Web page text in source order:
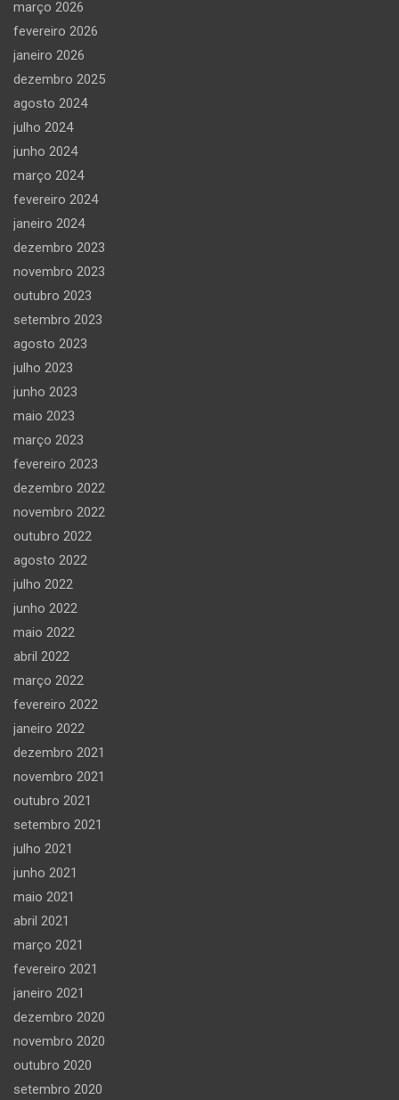
março 2026
fevereiro 2026
janeiro 2026
dezembro 2025
agosto 2024
julho 2024
junho 2024
março 2024
fevereiro 2024
janeiro 2024
dezembro 2023
novembro 2023
outubro 2023
setembro 2023
agosto 2023
julho 2023
junho 2023
maio 2023
março 2023
fevereiro 2023
dezembro 2022
novembro 2022
outubro 2022
agosto 2022
julho 2022
junho 2022
maio 2022
abril 2022
março 2022
fevereiro 2022
janeiro 2022
dezembro 2021
novembro 2021
outubro 2021
setembro 2021
julho 2021
junho 2021
maio 2021
abril 2021
março 2021
fevereiro 2021
janeiro 2021
dezembro 2020
novembro 2020
outubro 2020
setembro 2020